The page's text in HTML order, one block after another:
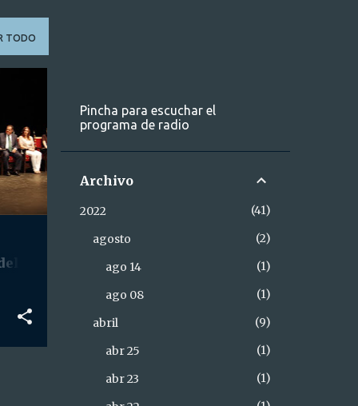
TODO
Pincha para escuchar el
programa de radio
Archivo
2022
41
agosto
2
ago 14
1
ago 08
1
abril
9
abr 25
1
abr 23
1